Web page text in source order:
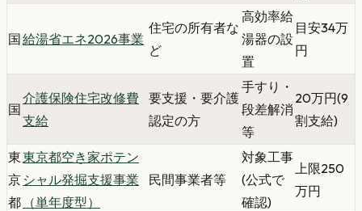
国給湯省エネ2026事業
住宅の所有者な
ど
高効率給
湯器の設
置
目安34万
円
国
介護保険住宅改修費
支給
要支援・要介護
認定の方
手すり・
段差解消
等
20万円(9
割支給)
東
京
都
東京都空き家ポテン
シャル発掘支援事業
（単年度型）
民間事業者等
対象工事
(公式で
確認)
上限250
万円